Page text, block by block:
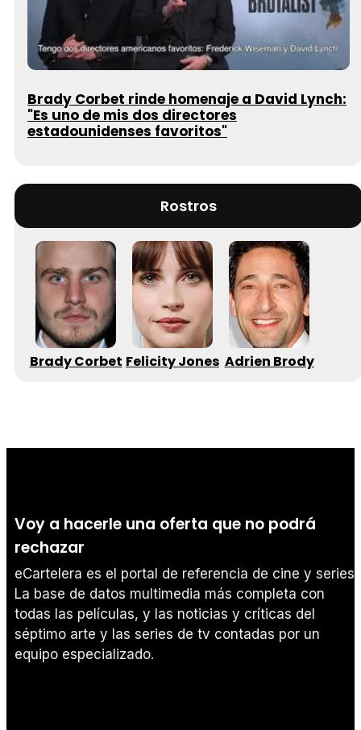
Brady Corbet rinde homenaje a David Lynch:
"Es uno de mis dos directores
estadounidenses favoritos"
Rostros
Brady Corbet Felicity Jones Adrien Brody
Voy a hacerle una oferta que no podrá
rechazar
eCartelera es el portal de referencia de cine y series.
La base de datos multimedia más completa con
todas las películas, y las noticias y críticas del
séptimo arte y las series de tv contadas por un
equipo especializado.